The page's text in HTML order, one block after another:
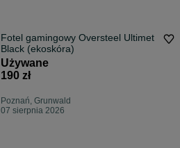
Fotel gamingowy Oversteel Ultimet
Black (ekoskóra)
Używane
190 zł
Poznań, Grunwald
07 sierpnia 2026